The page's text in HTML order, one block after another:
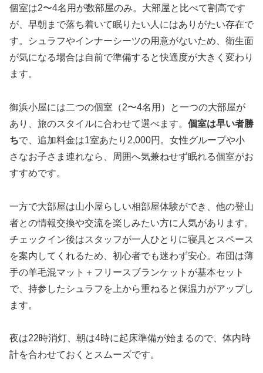
個室は2〜4名用が数部屋のみ。大部屋と比べて割高です
が、早朝まで落ち着いて眠りたい人にはありがたい存在で
す。シュラフやインナーシーツの用意がないため、衛生面
が気になる場合は自前で準備すると快適度が大きく変わり
ます。
御浜小屋には二つの個室（2〜4名用）と一つの大部屋が
あり、旅のスタイルに合わせて選べます。 個室は早い者勝
ちで、追加料金は1室あたり2,000円。女性グループや小
さなお子さま連れなら、周囲へ気兼ねせず眠れる個室がお
すすめです。
一方で大部屋は山小屋らしい相部屋体験ができ、他の登山
者との情報交換や交流を楽しみたい方に人気があります。
チェックイン後はスタッフが⼀人ひとりに寝具とスペース
を案内してくれるため、初⼼者でも迷わず安心。布団は薄
手の⽺⽑混マット＋フリースブランケットが基本セット
で、持参したシュラフを上から重ねると保温力がアップし
ます。
夜は22時消灯、朝は4時に起床準備が始まるので、体内時
計を合わせておくとスムーズです。